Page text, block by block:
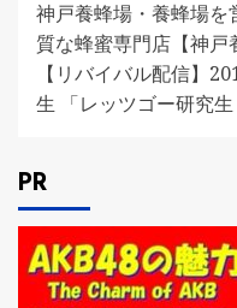
神戸養蜂場・養蜂場を
質な蜂蜜専門店【神戸
【リバイバル配信】
生 「レッツゴー研究
PR